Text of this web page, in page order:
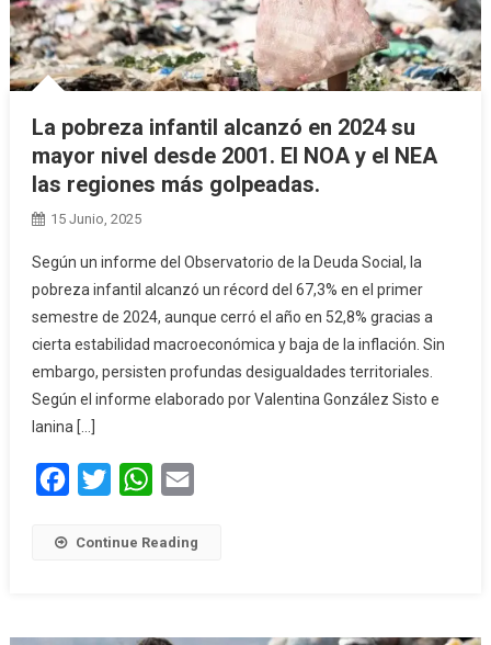
La pobreza infantil alcanzó en 2024 su
mayor nivel desde 2001. El NOA y el NEA
las regiones más golpeadas.
15 Junio, 2025
Según un informe del Observatorio de la Deuda Social, la
pobreza infantil alcanzó un récord del 67,3% en el primer
semestre de 2024, aunque cerró el año en 52,8% gracias a
cierta estabilidad macroeconómica y baja de la inflación. Sin
embargo, persisten profundas desigualdades territoriales.
Según el informe elaborado por Valentina González Sisto e
Ianina […]
Facebook
Twitter WhatsApp
Continue Reading